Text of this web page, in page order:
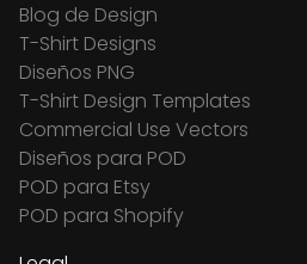
Blog de Design
T-Shirt Designs
Diseños PNG
T-Shirt Design Templates
Commercial Use Vectors
Diseños para POD
POD para Etsy
POD para Shopify